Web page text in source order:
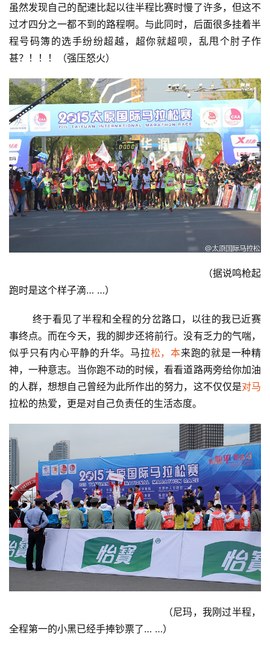
观
察
装
训
练
视
频
用
户
动
虽然发现自己的配速比起以往半程比赛时慢了许多，但这不
过才四分之一都不到的路程啊。与此同时，后面很多挂着半
程号码簿的选手纷纷超越，超你就超呗，乱甩个肘子作
甚？！！！（强压怒火）
（据说鸣枪起
跑时是这个样子滴… …）
终于看见了半程和全程的分岔路口，以往的我已近赛
事终点。而在今天，我的脚步还将前行。没有乏力的气喘，
似乎只有内心平静的升华。马拉松，本来跑的就是一种精
神，一种意志。当你跑不动的时候，看看道路两旁给你加油
的人群，想想自己曾经为此所作出的努力，这不仅仅是对马
拉松的热爱，更是对自己负责任的生活态度。
（尼玛，我刚过半程，
全程第一的小黑已经手捧钞票了… …）